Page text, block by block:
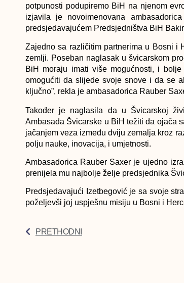
potpunosti podupiremo BiH na njenom
izjavila je novoimenovana
predsjedavajućem Predsjedništva BiH
Zajedno sa različitim partnerima u Bosni i
zemlji. Poseban naglasak u švicarskom
BiH moraju imati više mogućnosti, i
omogućiti da slijede svoje snove i da se
ključno”, rekla je ambasadorica Rauber
Također je naglasila da u Švicarskoj
Ambasada Švicarske u BiH težiti da ojača
jačanjem veza između dviju zemalja kroz
polju nauke, inovacija, i umjetnosti.
Ambasadorica Rauber Saxer je ujedno
prenijela mu najbolje želje predsjednika
Predsjedavajući Izetbegović je sa svoje
poželjevši joj uspješnu misiju u Bosni i
PRETHODNI